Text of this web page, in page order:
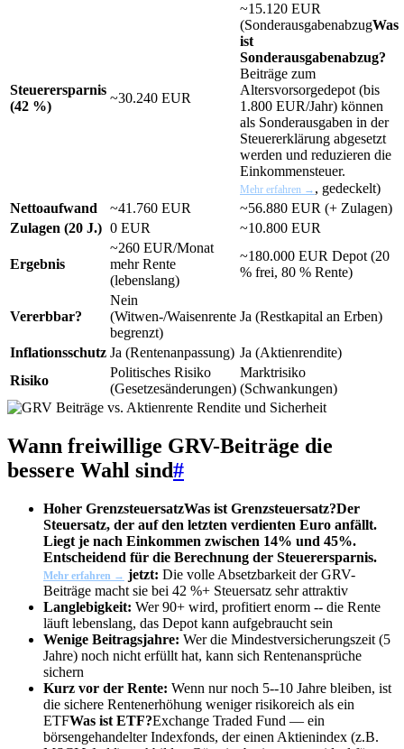
Steuerersparnis
(42 %)
~30.240 EUR
~15.120 EUR
(SonderausgabenabzugWas
ist
Sonderausgabenabzug?
Beiträge zum
Altersvorsorgedepot (bis
1.800 EUR/Jahr) können
als Sonderausgaben in der
Steuererklärung abgesetzt
werden und reduzieren die
Einkommensteuer.
Mehr erfahren → , gedeckelt)
Nettoaufwand
~41.760 EUR
~56.880 EUR (+ Zulagen)
Zulagen (20 J.) 0 EUR ~10.800 EUR
Ergebnis
~260 EUR/Monat
mehr Rente
(lebenslang)
~180.000 EUR Depot (20
% frei, 80 % Rente)
Vererbbar?
Nein
(Witwen-/Waisenrente
begrenzt)
Ja (Restkapital an Erben)
Inflationsschutz Ja (Rentenanpassung) Ja (Aktienrendite)
Risiko
Politisches Risiko
(Gesetzesänderungen)
Marktrisiko
(Schwankungen)
Wann freiwillige GRV-Beiträge die
bessere Wahl sind#
Hoher GrenzsteuersatzWas ist Grenzsteuersatz?Der
Steuersatz, der auf den letzten verdienten Euro anfällt.
Liegt je nach Einkommen zwischen 14% und 45%.
Entscheidend für die Berechnung der Steuerersparnis.
Mehr erfahren → jetzt: Die volle Absetzbarkeit der GRV-
Beiträge macht sie bei 42 %+ Steuersatz sehr attraktiv
Langlebigkeit: Wer 90+ wird, profitiert enorm -- die Rente
läuft lebenslang, das Depot kann aufgebraucht sein
Wenige Beitragsjahre: Wer die Mindestversicherungszeit (5
Jahre) noch nicht erfüllt hat, kann sich Rentenansprüche
sichern
Kurz vor der Rente: Wenn nur noch 5--10 Jahre bleiben, ist
die sichere Rentenerhöhung weniger risikoreich als ein
ETFWas ist ETF?Exchange Traded Fund — ein
börsengehandelter Indexfonds, der einen Aktienindex (z.B.